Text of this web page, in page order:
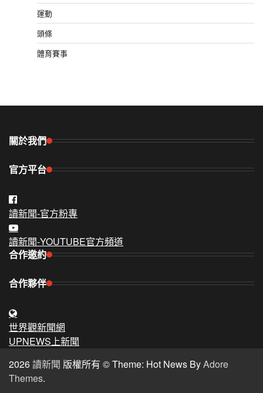
運動
頭條
體育賽事
關於我們
官方平台
讀新聞-官方粉專
讀新聞-YOUTUBE官方頻道
合作邀約
合作夥伴
世界觀新聞網
UPNEWS上新聞
2026讀新聞 版權所有 © Theme: Hot News ByAdore
Themes.